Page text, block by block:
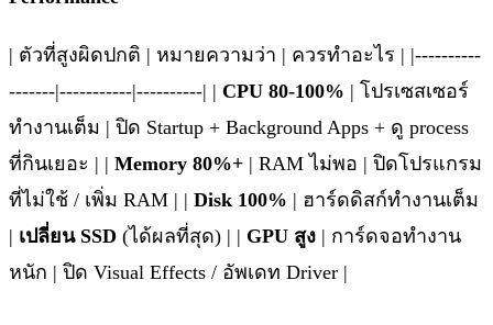
| ตัวที่สูงผิดปกติ | หมายความว่า | ควรทำอะไร | |----------
-------|-----------|----------| | CPU 80-100% | โปรเซสเซอร์
ทำงานเต็ม | ปิด Startup + Background Apps + ดู process
ที่กินเยอะ | | Memory 80%+ | RAM ไม่พอ | ปิดโปรแกรม
ที่ไม่ใช้ / เพิ่ม RAM | | Disk 100% | ฮาร์ดดิสก์ทำงานเต็ม
| เปลี่ยน SSD (ได้ผลที่สุด) | | GPU สูง | การ์ดจอทำงาน
หนัก | ปิด Visual Effects / อัพเดท Driver |